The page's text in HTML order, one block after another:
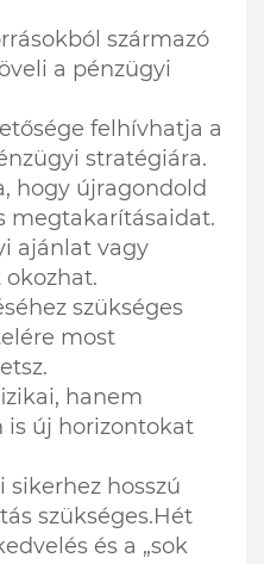
származó
a pénzügyi
felhívhatja a
stratégiára.
hogy újragondold
megtakarításaidat.
ajánlat vagy
szükséges
most
hanem
is új horizontokat
sikerhez hosszú
szükséges.Hét
és a „sok